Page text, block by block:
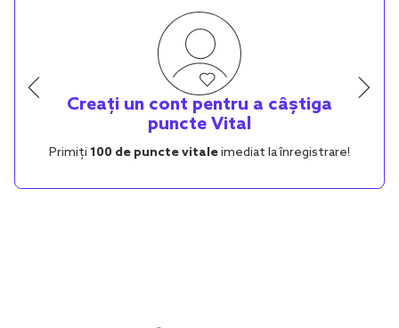
Creați un cont pentru a câștiga
puncte Vital
Primiți 100 de puncte vitaleimediat la înregistrare!